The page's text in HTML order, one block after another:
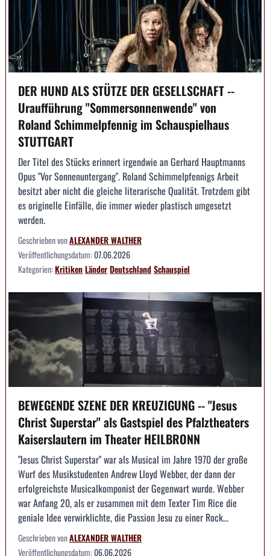
DER HUND ALS STÜTZE DER GESELLSCHAFT --
Uraufführung "Sommersonnenwende" von
Roland Schimmelpfennig im Schauspielhaus
STUTTGART
Der Titel des Stücks erinnert irgendwie an Gerhard Hauptmanns
Opus "Vor Sonnenuntergang". Roland Schimmelpfennigs Arbeit
besitzt aber nicht die gleiche literarische Qualität. Trotzdem gibt
es originelle Einfälle, die immer wieder plastisch umgesetzt
werden.
Geschrieben vonALEXANDER WALTHER
Veröffentlichungsdatum:07.06.2026
Kategorien:KritikenLänderDeutschlandSchauspiel
BEWEGENDE SZENE DER KREUZIGUNG -- "Jesus
Christ Superstar" als Gastspiel des Pfalztheaters
Kaiserslautern im Theater HEILBRONN
"Jesus Christ Superstar" war als Musical im Jahre 1970 der große
Wurf des Musikstudenten Andrew Lloyd Webber, der dann der
erfolgreichste Musicalkomponist der Gegenwart wurde. Webber
war Anfang 20, als er zusammen mit dem Texter Tim Rice die
geniale Idee verwirklichte, die Passion Jesu zu einer Rock...
Geschrieben vonALEXANDER WALTHER
Veröffentlichungsdatum:06.06.2026